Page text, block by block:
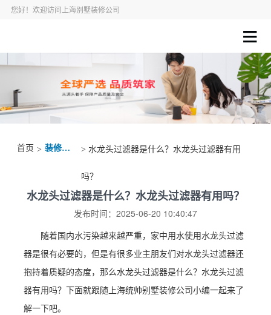
您好！欢迎访问上海别墅装修公司
首页 > 装修资讯 > 水龙头过滤器是什么？水龙头过滤器有用
吗？
水龙头过滤器是什么？水龙头过滤器有用吗？
发布时间：2025-06-20 10:40:47
随着国内水污染越来越严重，家中用水使用水龙头过滤
器是很有必要的，但是有很多业主朋友们对水龙头过滤器还
抱持着质疑的态度，那么水龙头过滤器是什么？水龙头过滤
器有用吗？下面就跟随上海统帅别墅装修公司小编一起来了
解一下吧。